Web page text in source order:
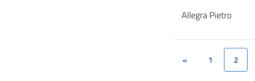
Allegra Pietro
« 1 2